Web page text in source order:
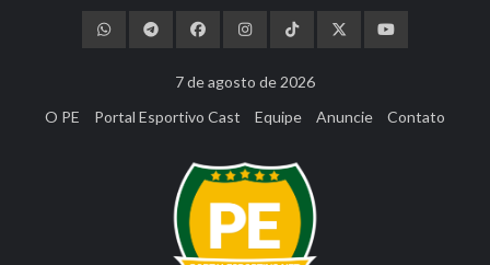
7 de agosto de 2026
O PE
Portal Esportivo Cast Equipe Anuncie Contato